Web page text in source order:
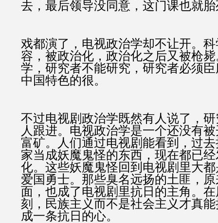
去，最后领导没同意，这门课也就
戏都演了，电视政治学却不让开。
容，被政治化，政治化之后又被枪
学，研究者不能研究，研究者必须
中国特色的很。
不过电视剧政治学既然有人说了，
人跟进。电视政治学是一个还没有
富矿。人们通过电视剧能看到，过
家当成妖魔鬼怪的东西，现在都已
化。这些妖魔鬼怪回到电视剧里大
爱国勇士。那些臭名远扬的土匪，
面，也成了电视剧里抗日的主角。
刻，民族主义而不是社会主义才真
成一条抗日的心。